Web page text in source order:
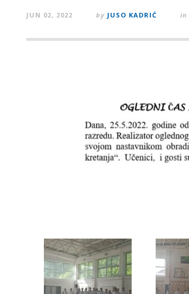
JUN 02, 2022 by JUSO KADRIĆ in